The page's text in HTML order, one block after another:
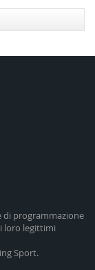
di programmazione
loro legittimi
Sport.